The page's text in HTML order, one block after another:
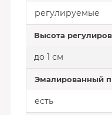
регулируемые
Высота
до 1 см
Эмалированный
есть